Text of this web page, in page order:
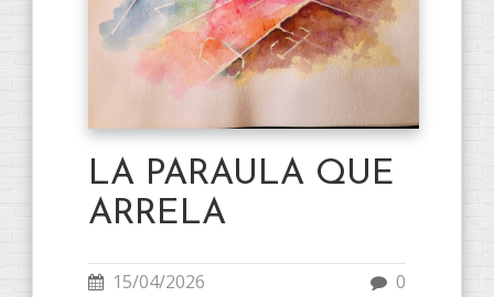
LA PARAULA QUE
ARRELA
15/04/2026 0